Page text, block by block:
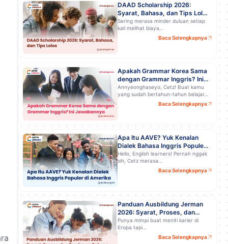
DAAD Scholarship 2026:
Syarat, Bahasa, dan Tips Lolos
Kuliah Gratis di Jerman!
Sering merasa minder duluan setiap
kali melihat biaya…
Baca Selengkapnya
Apakah Grammar Korea Sama
dengan Grammar Inggris? Ini
Jawabannya
Annyeonghaseyo, Cetz! Buat kamu
yang sudah bertahun-tahun belajar…
Baca Selengkapnya
Apa Itu AAVE? Yuk Kenalan
Dialek Bahasa Inggris Populer
di Amerika
Hello, English learners! Pernah nggak
sih, Cetz merasa…
Baca Selengkapnya
Panduan Ausbildung Jerman
2026: Syarat, Proses, dan
Persiapan Bahasa Biar Lolos!
Punya mimpi buat meniti karier di
Eropa tapi…
Baca Selengkapnya